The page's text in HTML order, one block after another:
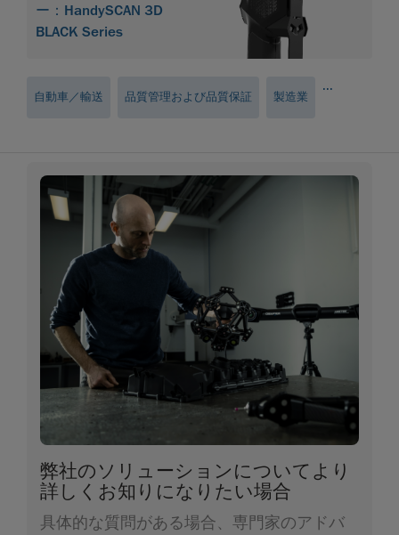
ー：HandySCAN 3D
BLACK Series
自動車／輸送 品質管理および品質保証 製造業
...
弊社のソリューションについてより
詳しくお知りになりたい場合
具体的な質問がある場合、専門家のアドバ